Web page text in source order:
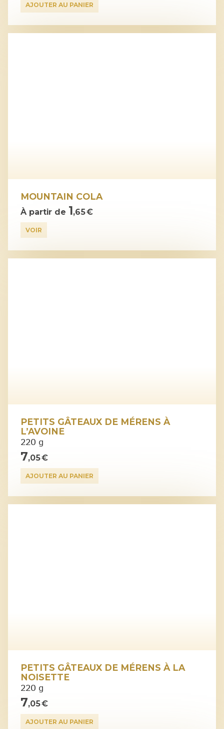
AJOUTER AU PANIER
MOUNTAIN COLA
À partir de 1,65 €
VOIR
PETITS GÂTEAUX DE MÉRENS À
L’AVOINE
220 g
7,05 €
AJOUTER AU PANIER
PETITS GÂTEAUX DE MÉRENS À LA
NOISETTE
220 g
7,05 €
AJOUTER AU PANIER